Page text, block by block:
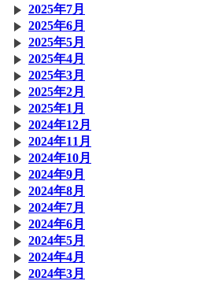
2025年7月
2025年6月
2025年5月
2025年4月
2025年3月
2025年2月
2025年1月
2024年12月
2024年11月
2024年10月
2024年9月
2024年8月
2024年7月
2024年6月
2024年5月
2024年4月
2024年3月